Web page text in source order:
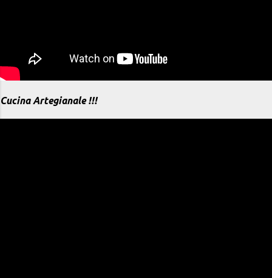
Cucina Artegianale !!!